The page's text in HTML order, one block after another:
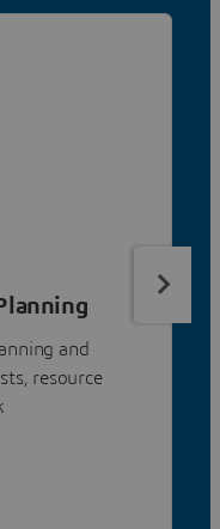
and
resource